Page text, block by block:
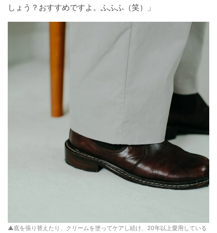
しょう？おすすめですよ。ふふふ（笑）」
▲底を張り替えたり、クリームを塗ってケアし続け、20年以上愛用している